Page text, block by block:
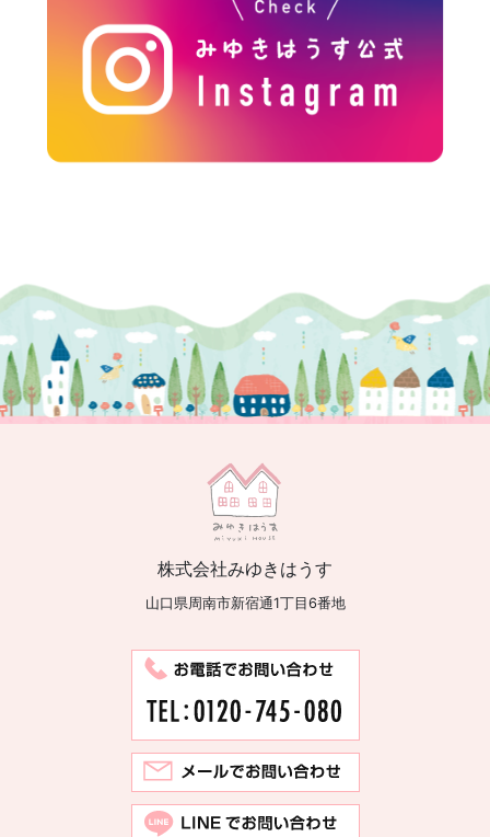
株式会社みゆきはうす
山口県周南市新宿通1丁目6番地